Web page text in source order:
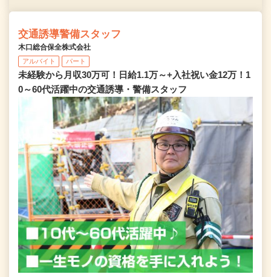
交通誘導警備スタッフ
木口総合保全株式会社
アルバイト パート
未経験から月収30万可！日給1.1万～+入社祝い金12万！1
0～60代活躍中の交通誘導・警備スタッフ